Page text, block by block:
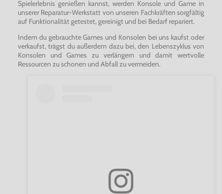
Spielerlebnis genießen kannst, werden Konsole und Game in
unserer Reparatur-Werkstatt von unseren Fachkräften sorgfältig
auf Funktionalität getestet, gereinigt und bei Bedarf repariert.
Indem du gebrauchte Games und Konsolen bei uns kaufst oder
verkaufst, trägst du außerdem dazu bei, den Lebenszyklus von
Konsolen und Games zu verlängern und damit wertvolle
Ressourcen zu schonen und Abfall zu vermeiden.